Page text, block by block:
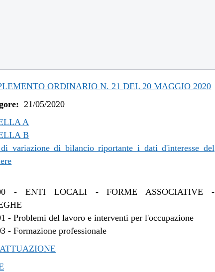
ORDINARIO N. 21 DEL 20 MAGGIO 2020
21/05/2020
A
B
variazione di bilancio riportante i dati d'interesse del
- ENTI LOCALI - FORME ASSOCIATIVE -
-Problemi del lavoro e interventi per l'occupazione
-Formazione professionale